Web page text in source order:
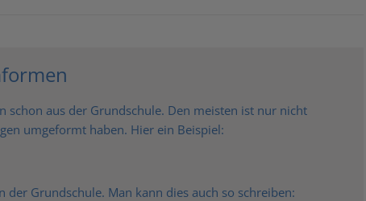
schon aus der Grundschule. Den meisten ist nur nicht
umgeformt haben. Hier ein Beispiel:
der Grundschule. Man kann dies auch so schreiben: